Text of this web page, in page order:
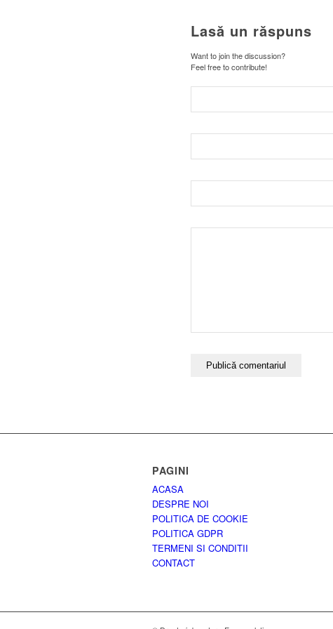
Lasă un răspuns
Want to join the discussion?
Feel free to contribute!
PAGINI
ACASA
DESPRE NOI
POLITICA DE COOKIE
POLITICA GDPR
TERMENI SI CONDITII
CONTACT